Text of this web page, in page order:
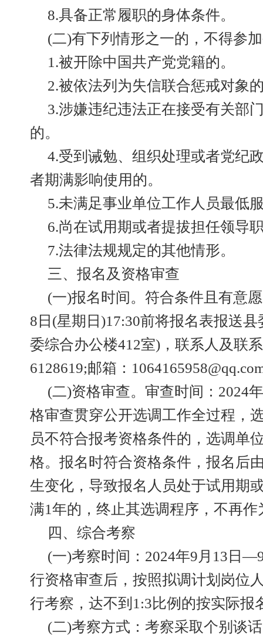
8.具备正常履职的身体条件。
(二)有下列情形之一的，不得参
1.被开除中国共产党党籍的。
2.被依法列为失信联合惩戒对象
3.涉嫌违纪违法正在接受有关部
的。
4.受到诫勉、组织处理或者党纪
者期满影响使用的。
5.未满足事业单位工作人员最低
6.尚在试用期或者提拔担任领导
7.法律法规规定的其他情形。
三、报名及资格审查
(一)报名时间。符合条件且有意
8日(星期日)17:30前将报名表报送
委综合办公楼412室)，联系人及联
6128619;邮箱：
(二)资格审查。审查时间：2024
格审查贯穿公开选调工作全过程，
员不符合报考资格条件的，选调单
格。报名时符合资格条件，报名后
生变化，导致报名人员处于试用期
满1年的，终止其选调程序，不再作
四、综合考察
(一)考察时间：2024年9月13日
行资格审查后，按照拟调计划岗位
行考察，达不到1:3比例的按实际报
(二)考察方式：考察采取个别谈